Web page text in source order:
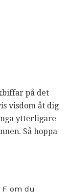
på det
visdom åt dig
ytterligare
Så hoppa
F om du